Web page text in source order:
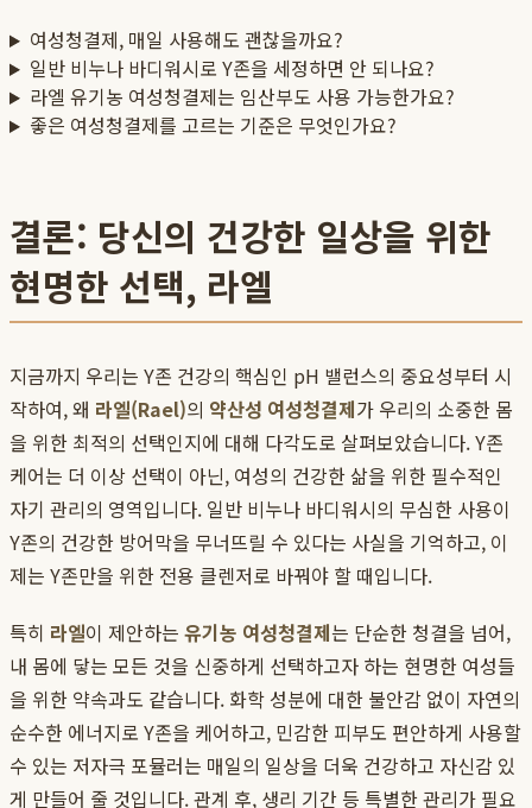
여성청결제, 매일 사용해도 괜찮을까요?
일반 비누나 바디워시로 Y존을 세정하면 안 되나요?
라엘 유기농 여성청결제는 임산부도 사용 가능한가요?
좋은 여성청결제를 고르는 기준은 무엇인가요?
결론: 당신의 건강한 일상을 위한
현명한 선택, 라엘
지금까지 우리는 Y존 건강의 핵심인 pH 밸런스의 중요성부터 시
작하여, 왜 라엘(Rael)의 약산성 여성청결제가 우리의 소중한 몸
을 위한 최적의 선택인지에 대해 다각도로 살펴보았습니다. Y존
케어는 더 이상 선택이 아닌, 여성의 건강한 삶을 위한 필수적인
자기 관리의 영역입니다. 일반 비누나 바디워시의 무심한 사용이
Y존의 건강한 방어막을 무너뜨릴 수 있다는 사실을 기억하고, 이
제는 Y존만을 위한 전용 클렌저로 바꿔야 할 때입니다.
특히 라엘이 제안하는 유기농 여성청결제는 단순한 청결을 넘어,
내 몸에 닿는 모든 것을 신중하게 선택하고자 하는 현명한 여성들
을 위한 약속과도 같습니다. 화학 성분에 대한 불안감 없이 자연의
순수한 에너지로 Y존을 케어하고, 민감한 피부도 편안하게 사용할
수 있는 저자극 포뮬러는 매일의 일상을 더욱 건강하고 자신감 있
게 만들어 줄 것입니다. 관계 후, 생리 기간 등 특별한 관리가 필요